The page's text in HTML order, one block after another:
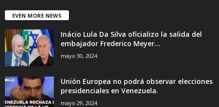
EVEN MORE NEWS
Inácio Lula Da Silva oficializo la salida del
embajador Frederico Meyer...
mayo 30, 2024
Unión Europea no podrá observar elecciones
presidenciales en Venezuela.
mayo 29, 2024